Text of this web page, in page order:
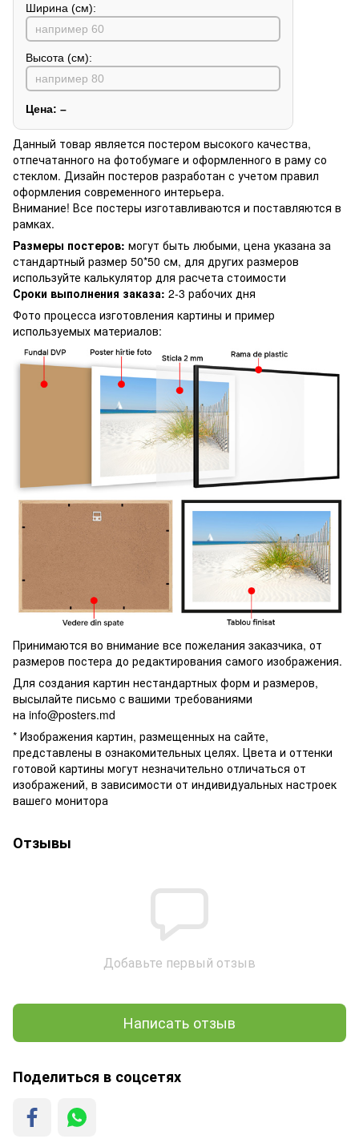
Ширина (см):
Высота (см):
Цена: –
Данный товар является постером высокого качества,
отпечатанного на фотобумаге и оформленного в раму со
стеклом. Дизайн постеров разработан с учетом правил
оформления современного интерьера.
Внимание! Все постеры изготавливаются и поставляются в
рамках.
Размеры постеров: могут быть любыми, цена указана за
стандартный размер 50*50 см, для других размеров
используйте калькулятор для расчета стоимости
Сроки выполнения заказа: 2-3 рабочих дня
Фото процесса изготовления картины и пример
используемых материалов:
Принимаются во внимание все пожелания заказчика, от
размеров постера до редактирования самого изображения.
Для создания картин нестандартных форм и размеров,
высылайте письмо c вашими требованиями
на info@posters.md
* Изображения картин, размещенных на сайте,
представлены в ознакомительных целях. Цвета и оттенки
готовой картины могут незначительно отличаться от
изображений, в зависимости от индивидуальных настроек
вашего монитора
Отзывы
Добавьте первый отзыв
Написать отзыв
Поделиться в соцсетях